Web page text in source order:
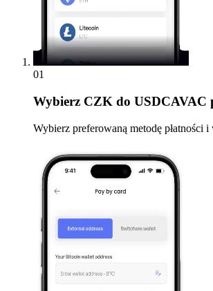
01
Wybierz CZK do USDCAVAC
Wybierz preferowaną metodę płatności